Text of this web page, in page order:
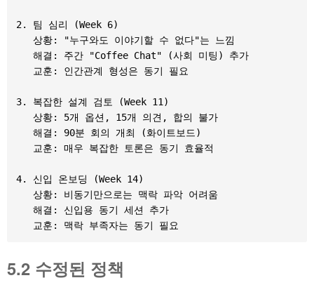
2. 팀 심리 (Week 6)
   상황: "누구와도 이야기할 수 없다"는 느낌
   해결: 주간 "Coffee Chat" (사회 미팅) 추가
   교훈: 인간관계 형성은 동기 필요
3. 복잡한 설계 검토 (Week 11)
   상황: 5개 옵션, 15개 의견, 합의 불가
   해결: 90분 회의 개최 (화이트보드)
   교훈: 매우 복잡한 토론은 동기 효율적
4. 신입 온보딩 (Week 14)
   상황: 비동기만으로는 맥락 파악 어려움
   해결: 신입용 동기 세션 추가
5.2 수정된 정책